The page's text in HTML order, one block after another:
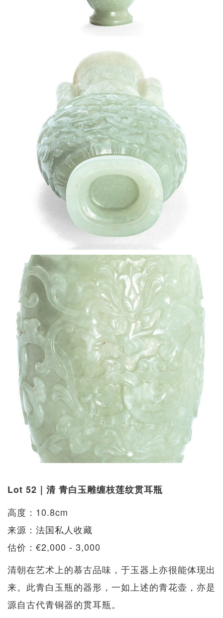
Lot 52｜清 青白玉雕缠枝莲纹贯耳瓶
高度：10.8cm
来源：法国私人收藏
估价：€2,000 - 3,000
清朝在艺术上的慕古品味，于玉器上亦很能体现出
来。此青白玉瓶的器形，一如上述的青花壶，亦是
源自古代青铜器的贯耳瓶。